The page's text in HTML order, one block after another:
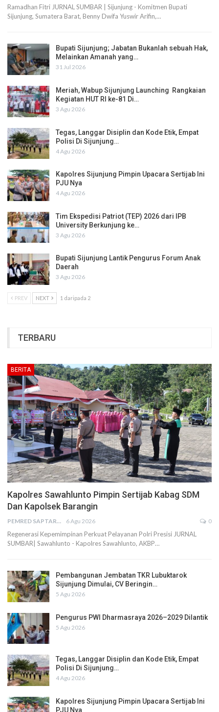
Ramadhan Fitri JURNAL SUMBAR | Sijunjung - Komitmen Bupati
Sijunjung, Sumatera Barat, Benny Dwifa Yuswir Arifin,…
Bupati Sijunjung; Jabatan Bukanlah sebuah Hak,
Melainkan Amanah yang…
31 Jul 2026
Meriah, Wabup Sijunjung Launching Rangkaian
Kegiatan HUT RI ke-81 Di…
3 Agu 2026
Tegas, Langgar Disiplin dan Kode Etik, Empat
Polisi Di Sijunjung…
4 Agu 2026
Kapolres Sijunjung Pimpin Upacara Sertijab Ini
PJU Nya
4 Agu 2026
Tim Ekspedisi Patriot (TEP) 2026 dari IPB
University Berkunjung ke…
3 Agu 2026
Bupati Sijunjung Lantik Pengurus Forum Anak
Daerah
3 Agu 2026
PREV NEXT 1 daripada 2
TERBARU
BERITA
Kapolres Sawahlunto Pimpin Sertijab Kabag SDM
Dan Kapolsek Barangin
PEMRED SAPTARIUS 6 Agu 2026 0
Regenerasi Kepemimpinan Perkuat Pelayanan Polri Presisi JURNAL
SUMBAR| Sawahlunto - Kapolres Sawahlunto, AKBP…
Pembangunan Jembatan TKR Lubuktarok
Sijunjung Dimulai, CV Beringin…
5 Agu 2026
Pengurus PWI Dharmasraya 2026–2029 Dilantik
5 Agu 2026
Tegas, Langgar Disiplin dan Kode Etik, Empat
Polisi Di Sijunjung…
4 Agu 2026
Kapolres Sijunjung Pimpin Upacara Sertijab Ini
PJU Nya